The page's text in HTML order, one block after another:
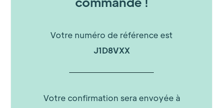
Votre numéro de référence est
J1D8VXX
Votre confirmation sera envoyée à